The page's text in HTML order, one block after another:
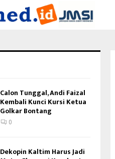
Calon Tunggal, Andi Faizal
Kembali Kunci Kursi Ketua
Golkar Bontang
0
Dekopin Kaltim Harus Jadi